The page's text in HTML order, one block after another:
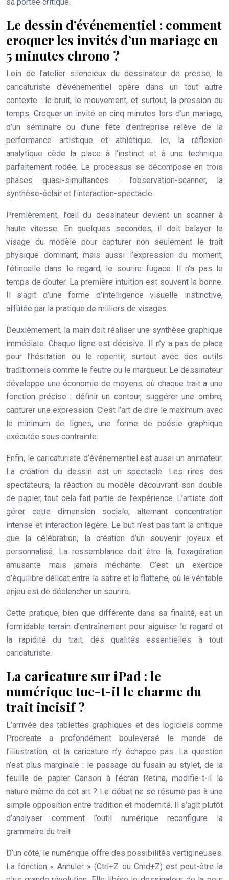
sa portée critique.
Le dessin d’événementiel : comment
croquer les invités d’un mariage en
5 minutes chrono ?
Loin de l’atelier silencieux du dessinateur de presse, le
caricaturiste d’événementiel opère dans un tout autre
contexte : le bruit, le mouvement, et surtout, la pression du
temps. Croquer un invité en cinq minutes lors d’un mariage,
d’un séminaire ou d’une fête d’entreprise relève de la
performance artistique et athlétique. Ici, la réflexion
analytique cède la place à l’instinct et à une technique
parfaitement rodée. Le processus se décompose en trois
phases quasi-simultanées : l’observation-scanner, la
synthèse-éclair et l’interaction-spectacle.
Premièrement, l’œil du dessinateur devient un scanner à
haute vitesse. En quelques secondes, il doit balayer le
visage du modèle pour capturer non seulement le trait
physique dominant, mais aussi l’expression du moment,
l’étincelle dans le regard, le sourire fugace. Il n’a pas le
temps de douter. La première intuition est souvent la bonne.
Il s’agit d’une forme d’intelligence visuelle instinctive,
affûtée par la pratique de milliers de visages.
Deuxièmement, la main doit réaliser une synthèse graphique
immédiate. Chaque ligne est décisive. Il n’y a pas de place
pour l’hésitation ou le repentir, surtout avec des outils
traditionnels comme le feutre ou le marqueur. Le dessinateur
développe une économie de moyens, où chaque trait a une
fonction précise : définir un contour, suggérer une ombre,
capturer une expression. C’est l’art de dire le maximum avec
le minimum de lignes, une forme de poésie graphique
exécutée sous contrainte.
Enfin, le caricaturiste d’événementiel est aussi un animateur.
La création du dessin est un spectacle. Les rires des
spectateurs, la réaction du modèle découvrant son double
de papier, tout cela fait partie de l’expérience. L’artiste doit
gérer cette dimension sociale, alternant concentration
intense et interaction légère. Le but n’est pas tant la critique
que la célébration, la création d’un souvenir joyeux et
personnalisé. La ressemblance doit être là, l’exagération
amusante mais jamais méchante. C’est un exercice
d’équilibre délicat entre la satire et la flatterie, où le véritable
enjeu est de déclencher un sourire.
Cette pratique, bien que différente dans sa finalité, est un
formidable terrain d’entraînement pour aiguiser le regard et
la rapidité du trait, des qualités essentielles à tout
caricaturiste.
La caricature sur iPad : le
numérique tue-t-il le charme du
trait incisif ?
L’arrivée des tablettes graphiques et des logiciels comme
Procreate a profondément bouleversé le monde de
l’illustration, et la caricature n’y échappe pas. La question
n’est plus marginale : le passage du fusain au stylet, de la
feuille de papier Canson à l’écran Retina, modifie-t-il la
nature même de cet art ? Le débat ne se résume pas à une
simple opposition entre tradition et modernité. Il s’agit plutôt
d’analyser comment l’outil numérique reconfigure la
grammaire du trait.
D’un côté, le numérique offre des possibilités vertigineuses.
La fonction « Annuler » (Ctrl+Z ou Cmd+Z) est peut-être la